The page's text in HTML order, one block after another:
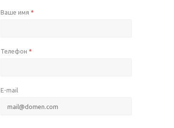
Ваше имя *
Телефон *
E-mail